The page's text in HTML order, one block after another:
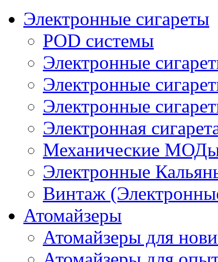
Электронные сигареты
POD системы
Электронные
Электронные
Электронные
Электронная
Механические
Электронные
Винтаж
Атомайзеры
Атомайзеры для